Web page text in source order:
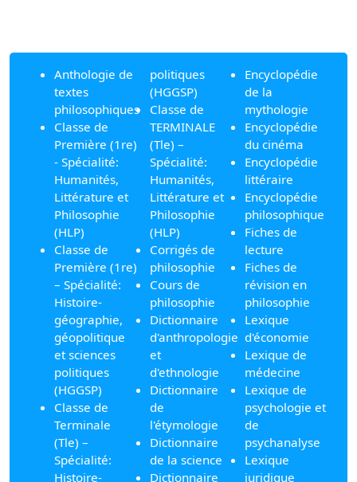
Anthologie de
textes
philosophiques
Classe de
Première (1re)
- Spécialité:
Humanités,
Littérature et
Philosophie
(HLP)
Classe de
Première (1re)
– Spécialité:
Histoire-
géographie,
géopolitique
et sciences
politiques
(HGGSP)
Classe de
Terminale
(Tle) –
Spécialité:
Histoire-
politiques
(HGGSP)
Classe de
TERMINALE
(Tle) –
Spécialité:
Humanités,
Littérature et
Philosophie
(HLP)
Corrigés de
philosophie
Cours de
philosophie
Dictionnaire
d'anthropologie
et
d'ethnologie
Dictionnaire
de
l'étymologie
Dictionnaire
de la science
Dictionnaire
Encyclopédie
de la
mythologie
Encyclopédie
du cinéma
Encyclopédie
littéraire
Encyclopédie
philosophique
Fiches de
lecture
Fiches de
révision en
philosophie
Lexique
d'économie
Lexique de
médecine
Lexique de
psychologie et
de
psychanalyse
Lexique
juridique